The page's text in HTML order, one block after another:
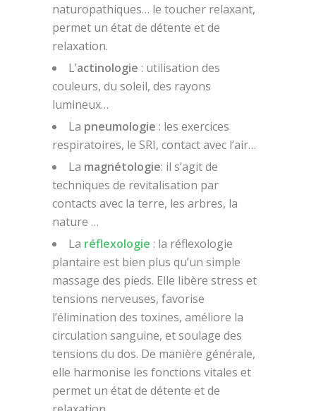
naturopathiques… le toucher relaxant,
permet un état de détente et de
relaxation.
L’actinologie : utilisation des
couleurs, du soleil, des rayons
lumineux…
La pneumologie : les exercices
respiratoires, le SRI, contact avec l’air…
La magnétologie: il s’agit de
techniques de revitalisation par
contacts avec la terre, les arbres, la
nature …
La réflexologie : la réflexologie
plantaire est bien plus qu’un simple
massage des pieds. Elle libère stress et
tensions nerveuses, favorise
l’élimination des toxines, améliore la
circulation sanguine, et soulage des
tensions du dos. De manière générale,
elle harmonise les fonctions vitales et
permet un état de détente et de